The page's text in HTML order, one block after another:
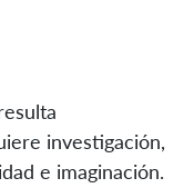
investigación,
e imaginación.